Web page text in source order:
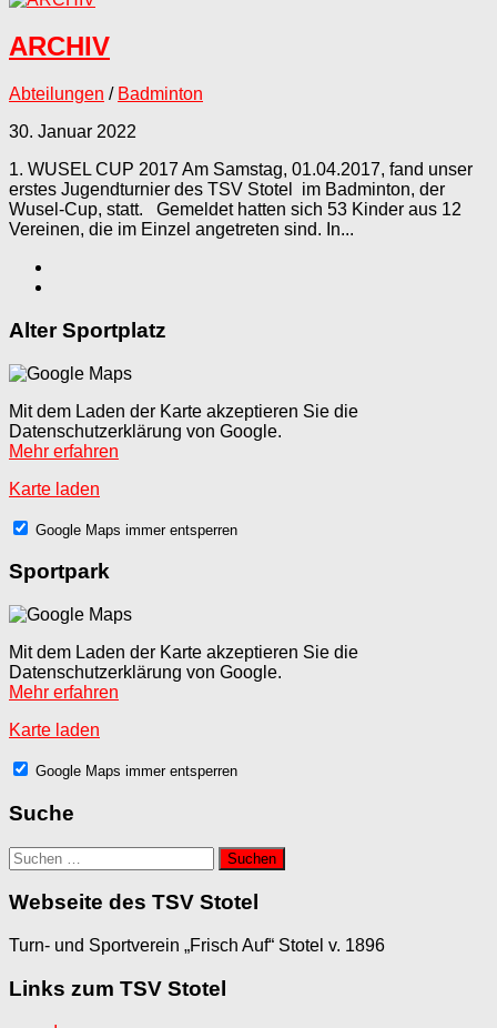
ARCHIV
Abteilungen / Badminton
30. Januar 2022
1. WUSEL CUP 2017 Am Samstag, 01.04.2017, fand unser
erstes Jugendturnier des TSV Stotel im Badminton, der
Wusel-Cup, statt. Gemeldet hatten sich 53 Kinder aus 12
Vereinen, die im Einzel angetreten sind. In...
Alter Sportplatz
Mit dem Laden der Karte akzeptieren Sie die
Datenschutzerklärung von Google.
Mehr erfahren
Karte laden
Google Maps immer entsperren
Sportpark
Mit dem Laden der Karte akzeptieren Sie die
Datenschutzerklärung von Google.
Mehr erfahren
Karte laden
Google Maps immer entsperren
Suche
Suchen
nach:
Webseite des TSV Stotel
Turn- und Sportverein „Frisch Auf“ Stotel v. 1896
Links zum TSV Stotel